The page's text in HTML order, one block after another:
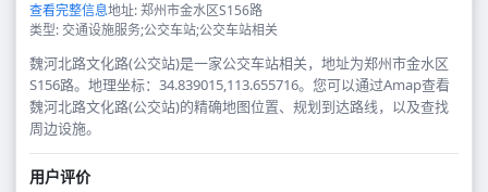
查看完整信息地址: 郑州市金水区S156路
类型: 交通设施服务;公交车站;公交车站相关
魏河北路文化路(公交站)是一家公交车站相关，地址为郑州市金水区
S156路。地理坐标：34.839015,113.655716。您可以通过Amap查看
魏河北路文化路(公交站)的精确地图位置、规划到达路线，以及查找
周边设施。
用户评价